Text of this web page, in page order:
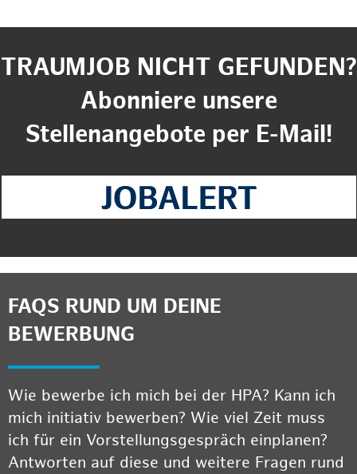
TRAUMJOB NICHT GEFUNDEN?
Abonniere unsere
Stellenangebote per E-Mail!
FAQS RUND UM DEINE
BEWERBUNG
Wie bewerbe ich mich bei der HPA? Kann ich
mich initiativ bewerben? Wie viel Zeit muss
ich für ein Vorstellungsgespräch einplanen?
Antworten auf diese und weitere Fragen rund